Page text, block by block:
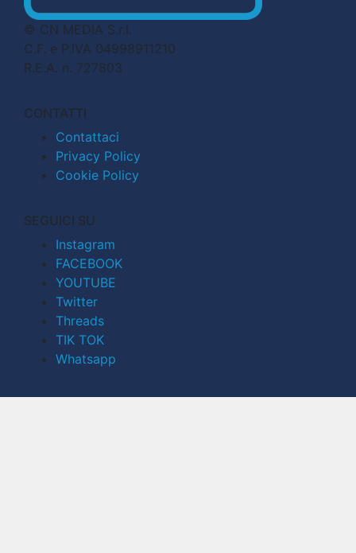
© CN MEDIA S.r.l.
C.F. e P.IVA 04998911210
R.E.A. n. 727803
CONTATTI
Contattaci
Privacy Policy
Cookie Policy
SEGUICI SU
Instagram
FACEBOOK
YOUTUBE
Twitter
Threads
TIK TOK
Whatsapp